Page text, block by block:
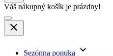
Váš nákupný košík je prázdny!
close
Sezónna ponuka keyboard_arrow_down